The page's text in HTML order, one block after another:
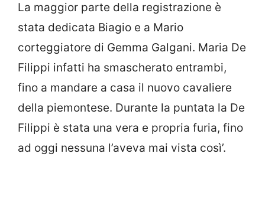
La maggior parte della registrazione è
stata dedicata Biagio e a Mario
corteggiatore di Gemma Galgani. Maria De
Filippi infatti ha smascherato entrambi,
fino a mandare a casa il nuovo cavaliere
della piemontese. Durante la puntata la De
Filippi è stata una vera e propria furia, fino
ad oggi nessuna l’aveva mai vista così’.